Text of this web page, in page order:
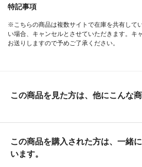
特記事項
※こちらの商品は複数サイトで在庫を共有して
い場合、キャンセルとさせていただきます。キ
お送りしますので予めご了承ください。
この商品を見た方は、他にこんな
この商品を購入された方は、一緒
います。